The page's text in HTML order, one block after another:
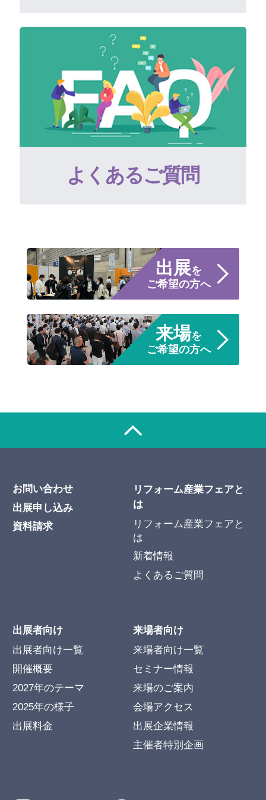
よくあるご質問
出展を
ご希望の方へ
来場を
ご希望の方へ
お問い合わせ
出展申し込み
資料請求
リフォーム産業フェアと
は
リフォーム産業フェアと
は
新着情報
よくあるご質問
出展者向け
出展者向け一覧
開催概要
2027年のテーマ
2025年の様子
出展料金
来場者向け
来場者向け一覧
セミナー情報
来場のご案内
会場アクセス
出展企業情報
主催者特別企画